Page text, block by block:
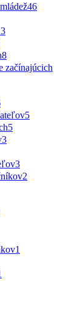
46
8
začínajúcich
5
5
3
3
2
1